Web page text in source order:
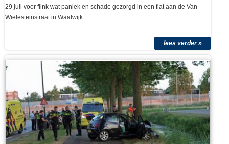
Keukenbrand in flat Van Wielesteinstraat:
woningen ontruimd door hevige rookontwikkeling
Bericht geplaatst op 29 juli 2026 16:22
WAALWIJK - Een vergeten pan met olie op het vuur heeft woensdamiddag
29 juli voor flink wat paniek en schade gezorgd in een flat aan de Van
Wielesteinstraat in Waalwijk.…